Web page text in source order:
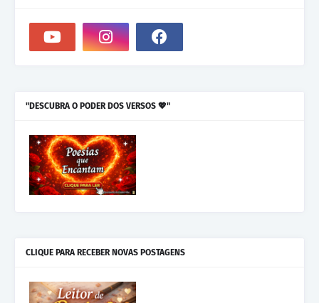
"DESCUBRA O PODER DOS VERSOS 💖"
CLIQUE PARA RECEBER NOVAS POSTAGENS